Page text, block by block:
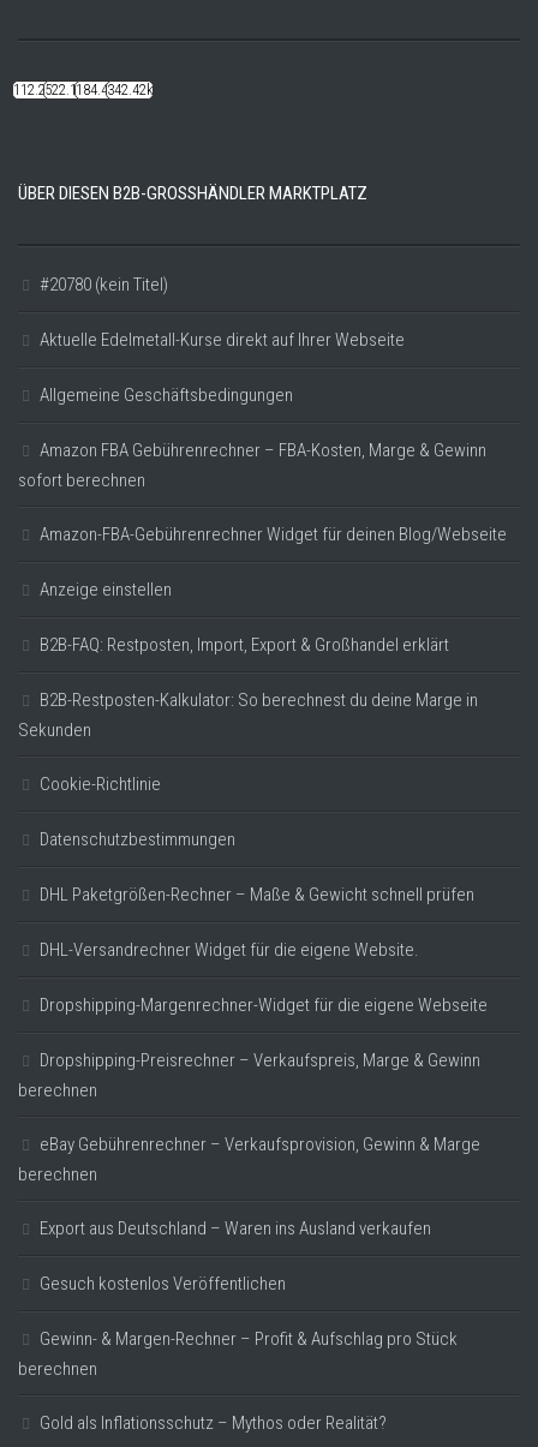
112.22k522.14k184.48k342.42k
ÜBER DIESEN B2B-GROSSHÄNDLER MARKTPLATZ
#20780 (kein Titel)
Aktuelle Edelmetall-Kurse direkt auf Ihrer Webseite
Allgemeine Geschäftsbedingungen
Amazon FBA Gebührenrechner – FBA-Kosten, Marge & Gewinn
sofort berechnen
Amazon-FBA-Gebührenrechner Widget für deinen Blog/Webseite
Anzeige einstellen
B2B-FAQ: Restposten, Import, Export & Großhandel erklärt
B2B-Restposten-Kalkulator: So berechnest du deine Marge in
Sekunden
Cookie-Richtlinie
Datenschutzbestimmungen
DHL Paketgrößen-Rechner – Maße & Gewicht schnell prüfen
DHL-Versandrechner Widget für die eigene Website.
Dropshipping-Margenrechner-Widget für die eigene Webseite
Dropshipping-Preisrechner – Verkaufspreis, Marge & Gewinn
berechnen
eBay Gebührenrechner – Verkaufsprovision, Gewinn & Marge
berechnen
Export aus Deutschland – Waren ins Ausland verkaufen
Gesuch kostenlos Veröffentlichen
Gewinn- & Margen-Rechner – Profit & Aufschlag pro Stück
berechnen
Gold als Inflationsschutz – Mythos oder Realität?